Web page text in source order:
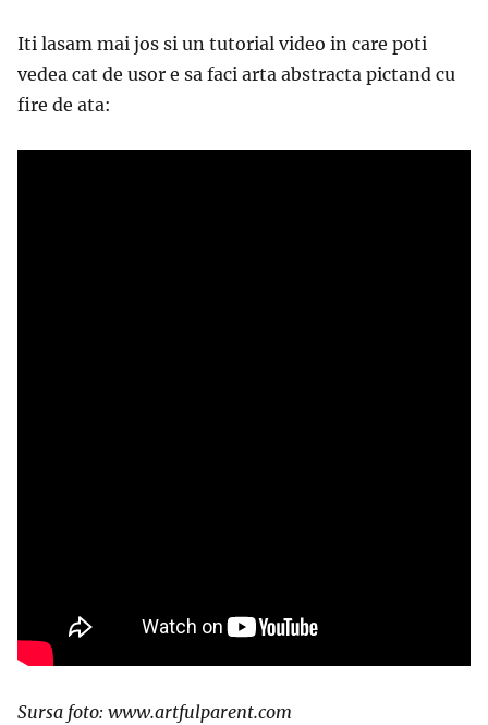
Iti lasam mai jos si un tutorial video in care poti
vedea cat de usor e sa faci arta abstracta pictand cu
fire de ata:
Sursa foto: www.artfulparent.com